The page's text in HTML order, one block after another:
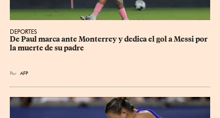
DEPORTES
De Paul marca ante Monterrey y dedica el gol a Messi por
la muerte de su padre
Por AFP